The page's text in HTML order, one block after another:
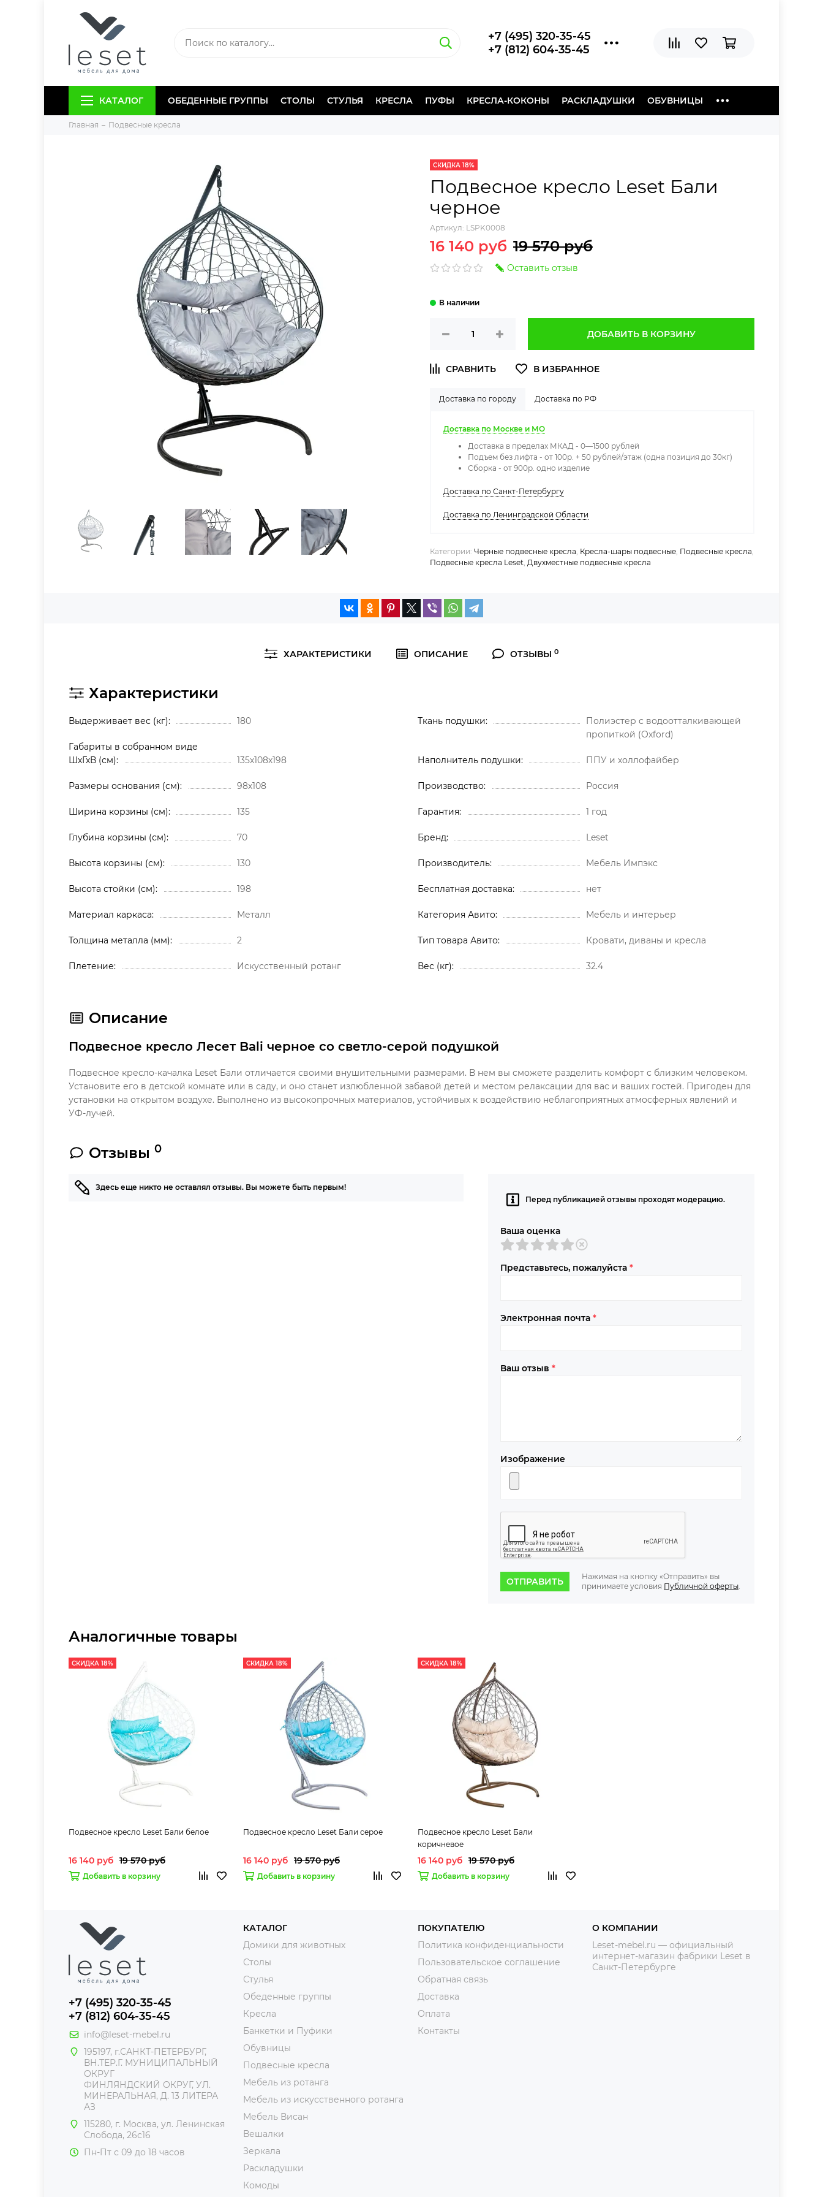
+7 (495) 320-35-45
+7 (812) 604-35-45
КАТАЛОГ ОБЕДЕННЫЕ ГРУППЫ СТОЛЫ СТУЛЬЯ КРЕСЛА ПУФЫ КРЕСЛА-КОКОНЫ РАСКЛАДУШКИ ОБУВНИЦЫ
Главная Подвесные кресла
СКИДКА 18%
Подвесное кресло Leset Бали
черное
Артикул: LSPK0008
16 140 руб 19 570 руб
Оставить отзыв
ДОБАВИТЬ В КОРЗИНУ
Доставка по городу Доставка по РФ
Доставка по Москве и МО
Доставка в пределах МКАД - 0—1500 рублей
Подъем без лифта - от 100р. + 50 рублей/этаж (одна позиция до 30кг)
Сборка - от 900р. одно изделие
Доставка по Санкт-Петербургу
Доставка по Ленинградской Области
Категории: Черные подвесные кресла Кресла-шары подвесные Подвесные кресла
Подвесные кресла Leset Двухместные подвесные кресла
ХАРАКТЕРИСТИКИ ОПИСАНИЕ ОТЗЫВЫ 0
Характеристики
Выдерживает вес (кг) 180
Габариты в собранном виде
ШхГхВ (см)
135х108х198
Размеры основания (см) 98х108
Ширина корзины (см) 135
Глубина корзины (см) 70
Высота корзины (см) 130
Высота стойки (см) 198
Материал каркаса Металл
Толщина металла (мм) 2
Плетение Искусственный ротанг
Ткань подушки
Полиэстер с водоотталкивающей
пропиткой (Oxford)
Наполнитель подушки ППУ и холлофайбер
Производство Россия
Гарантия 1 год
Бренд Leset
Производитель Мебель Импэкс
Бесплатная доставка нет
Категория Авито Мебель и интерьер
Тип товара Авито Кровати, диваны и кресла
Вес (кг) 32.4
Описание
Подвесное кресло Лесет Bali черное со светло-серой подушкой
Подвесное кресло-качалка Leset Бали отличается своими внушительными размерами. В нем вы сможете разделить комфорт с близким человеком.
Установите его в детской комнате или в саду, и оно станет излюбленной забавой детей и местом релаксации для вас и ваших гостей. Пригоден для
установки на открытом воздухе. Выполнено из высокопрочных материалов, устойчивых к воздействию неблагоприятных атмосферных явлений и
УФ-лучей.
Отзывы0
Здесь еще никто не оставлял отзывы. Вы можете быть первым!
Перед публикацией отзывы проходят модерацию.
Ваша оценка
Представьтесь, пожалуйста *
Электронная почта *
Ваш отзыв *
Изображение
ОТПРАВИТЬ
Нажимая на кнопку «Отправить» вы
принимаете условия Публичной оферты
Аналогичные товары
СКИДКА 18%
Подвесное кресло Leset Бали белое
16 140 руб 19 570 руб
Добавить в корзину
СКИДКА 18%
Подвесное кресло Leset Бали серое
16 140 руб 19 570 руб
Добавить в корзину
СКИДКА 18%
Подвесное кресло Leset Бали
коричневое
16 140 руб 19 570 руб
Добавить в корзину
+7 (495) 320-35-45
+7 (812) 604-35-45
info@leset-mebel.ru
195197, г.САНКТ-ПЕТЕРБУРГ,
ВН.ТЕР.Г. МУНИЦИПАЛЬНЫЙ
ОКРУГ
ФИНЛЯНДСКИЙ ОКРУГ, УЛ.
МИНЕРАЛЬНАЯ, Д. 13 ЛИТЕРА
АЗ
115280, г. Москва, ул. Ленинская
Слобода, 26с16
Пн-Пт с 09 до 18 часов
КАТАЛОГ
Домики для животных
Столы
Стулья
Обеденные группы
Кресла
Банкетки и Пуфики
Обувницы
Подвесные кресла
Мебель из ротанга
Мебель из искусственного ротанга
Мебель Висан
Вешалки
Зеркала
Раскладушки
Комоды
ПОКУПАТЕЛЮ
Политика конфиденциальности
Пользовательское соглашение
Обратная связь
Доставка
Оплата
Контакты
О КОМПАНИИ
Leset-mebel.ru — официальный
интернет-магазин фабрики Leset в
Санкт-Петербурге